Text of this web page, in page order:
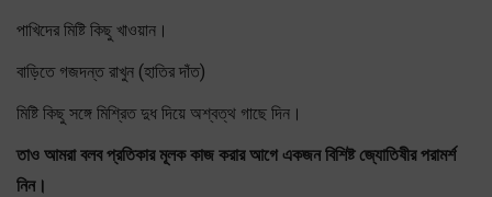
পাখিদের মিষ্টি কিছু খাওয়ান।
বাড়িতে গজদন্ত রাখুন (হাতির দাঁত)
মিষ্টি কিছু সঙ্গে মিশ্রিত দুধ দিয়ে অশ্বত্থ গাছে দিন।
তাও আমরা বলব প্রতিকার মূলক কাজ করার আগে একজন বিশিষ্ট জ্যোতিষীর পরামর্শ
নিন।